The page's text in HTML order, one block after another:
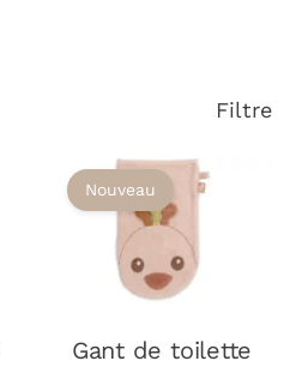
Filtre
AJOUTER AU
PANIER
DÉTAILS
Nouveau
Gant de toilette